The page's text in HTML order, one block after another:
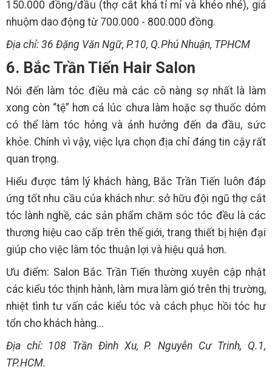
150.000 đồng/đầu (thợ cắt khá tỉ mỉ và khéo nhé), giá
nhuộm dao động từ 700.000 - 800.000 đồng.
Địa chỉ: 36 Đặng Văn Ngữ, P.10, Q.Phú Nhuận, TPHCM
6. Bắc Trần Tiến Hair Salon
Nói đến làm tóc điều mà các cô nàng sợ nhất là làm
xong còn “tệ” hơn cả lúc chưa làm hoặc sợ thuốc dỏm
có thể làm tóc hỏng và ảnh hưởng đến da đầu, sức
khỏe. Chính vì vậy, việc lựa chọn địa chỉ đáng tin cậy rất
quan trọng.
Hiểu được tâm lý khách hàng, Bắc Trần Tiến luôn đáp
ứng tốt nhu cầu của khách như: sở hữu đội ngũ thợ cắt
tóc lành nghề, các sản phẩm chăm sóc tóc đều là các
thương hiệu cao cấp trên thế giới, trang thiết bị hiện đại
giúp cho việc làm tóc thuận lợi và hiệu quả hơn.
Ưu điểm: Salon Bắc Trần Tiến thường xuyên cập nhật
các kiểu tóc thịnh hành, làm mưa làm gió trên thị trường,
nhiệt tình tư vấn các kiểu tóc và cách phục hồi tóc hư
tổn cho khách hàng...
Địa chỉ: 108 Trần Đình Xu, P. Nguyễn Cư Trinh, Q.1,
TP.HCM.